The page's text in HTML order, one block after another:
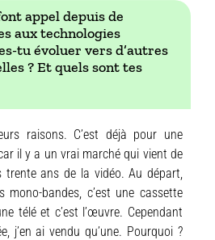
appel depuis de
aux technologies
tu évoluer vers d’autres
? Et quels sont tes
raisons. C’est déjà pour une
il y a un vrai marché qui vient de
trente ans de la vidéo. Au départ,
mono-bandes, c’est une cassette
télé et c’est l’œuvre. Cependant
j’en ai vendu qu’une. Pourquoi ?